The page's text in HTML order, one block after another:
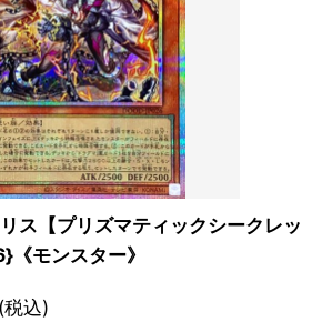
ス【プリズマティックシークレッ
モンスター》
(税込)